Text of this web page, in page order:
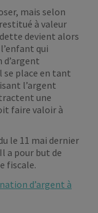
mais selon
à valeur
devient alors
qui
se place en tant
l’argent
une
faire valoir à
le 11 mai dernier
a pour but de
fiscale.
d’argent à